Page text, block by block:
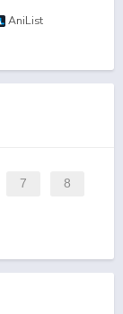
AniList
7 8